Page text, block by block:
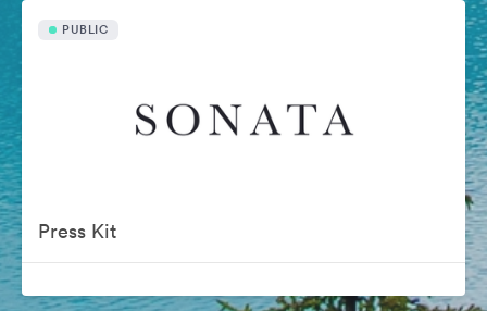
PUBLIC
Press Kit